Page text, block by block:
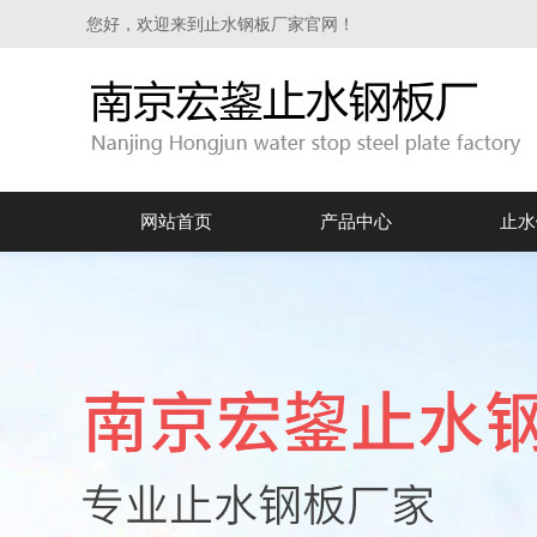
您好，欢迎来到止水钢板厂家官网！
网站首页 产品中心 止